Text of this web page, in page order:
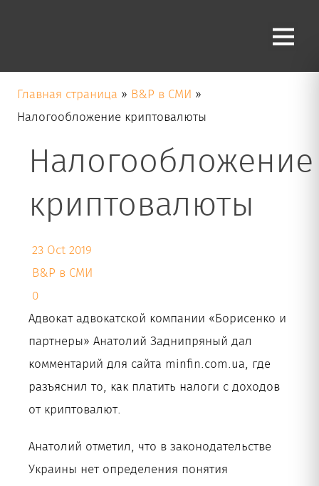
Главная страница » B&P в СМИ »
Налогообложение криптовалюты
Налогообложение
криптовалюты
23 Oct 2019
B&P в СМИ
0
Адвокат адвокатской компании «Борисенко и
партнеры» Анатолий Заднипряный дал
комментарий для сайта minfin.com.ua, где
разъяснил то, как платить налоги с доходов
от криптовалют.
Анатолий отметил, что в законодательстве
Украины нет определения понятия